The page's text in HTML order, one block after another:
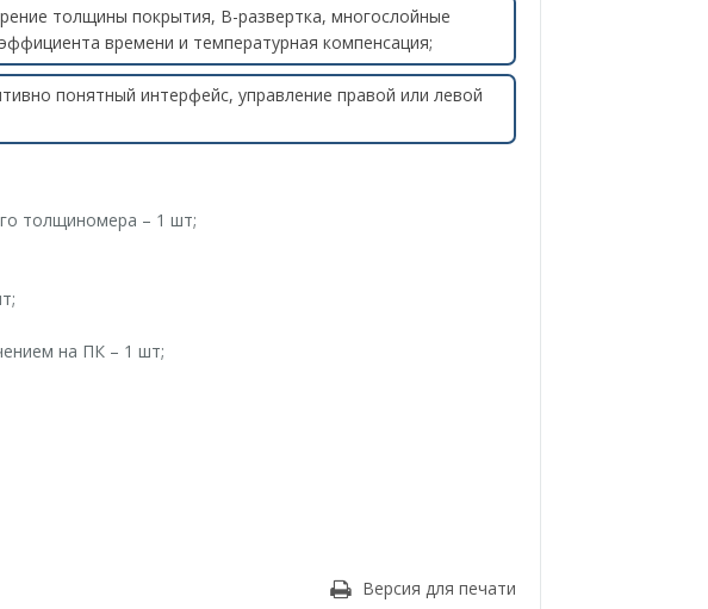
толщины покрытия, B-развертка, многослойные
времени и температурная компенсация;
понятный интерфейс, управление правой или левой
толщиномера – 1 шт;
на ПК – 1 шт;
Версия для печати